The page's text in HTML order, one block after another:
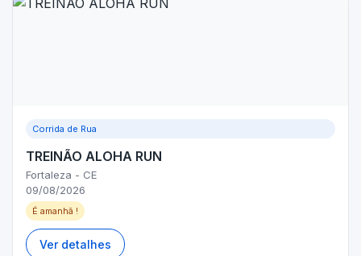
Corrida de Rua
TREINÃO ALOHA RUN
Fortaleza - CE
09/08/2026
É amanhã !
Ver detalhes